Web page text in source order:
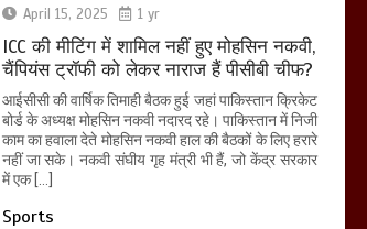
April 15, 2025 1 yr
ICC की मीटिंग में शामिल नहीं हुए मोहसिन नकवी,
चैंपियंस ट्रॉफी को लेकर नाराज हैं पीसीबी चीफ?
आईसीसी की वार्षिक तिमाही बैठक हुई जहां पाकिस्तान क्रिकेट
बोर्ड के अध्यक्ष मोहसिन नकवी नदारद रहे। पाकिस्तान में निजी
काम का हवाला देते मोहसिन नकवी हाल की बैठकों के लिए हरारे
नहीं जा सके। नकवी संघीय गृह मंत्री भी हैं, जो केंद्र सरकार
में एक […]
Sports